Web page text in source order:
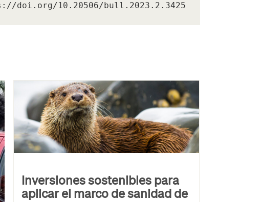
doi.org/10.20506/bull.2023.2.3425
Inversiones sostenibles para
aplicar el marco de sanidad de